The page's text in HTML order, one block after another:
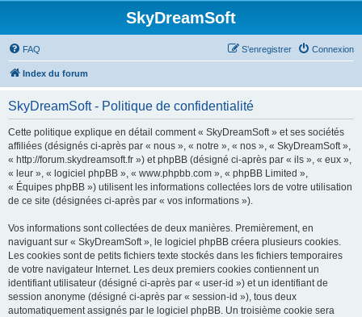
SkyDreamSoft
FAQ Connexion
S’enregistrer
Index du forum
SkyDreamSoft - Politique de confidentialité
Cette politique explique en détail comment « SkyDreamSoft » et ses sociétés
affiliées (désignés ci-après par « nous », « notre », « nos », « SkyDreamSoft »,
« http://forum.skydreamsoft.fr ») et phpBB (désigné ci-après par « ils », « eux »,
« leur », « logiciel phpBB », « www.phpbb.com », « phpBB Limited »,
« Équipes phpBB ») utilisent les informations collectées lors de votre utilisation
de ce site (désignées ci-après par « vos informations »).
Vos informations sont collectées de deux manières. Premièrement, en
naviguant sur « SkyDreamSoft », le logiciel phpBB créera plusieurs cookies.
Les cookies sont de petits fichiers texte stockés dans les fichiers temporaires
de votre navigateur Internet. Les deux premiers cookies contiennent un
identifiant utilisateur (désigné ci-après par « user-id ») et un identifiant de
session anonyme (désigné ci-après par « session-id »), tous deux
automatiquement assignés par le logiciel phpBB. Un troisième cookie sera